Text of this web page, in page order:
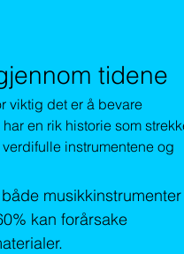
tidene
viktig det er å bevare
en rik historie som
instrumentene og
kan forårsake